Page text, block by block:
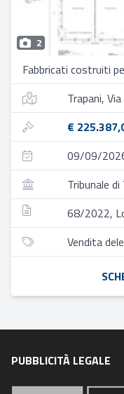
2
Fabbricati costruiti
Trapani,
€
09/09/
Tribunale di
68/2022,
Vendita
PUBBLICITÀ LEGALE